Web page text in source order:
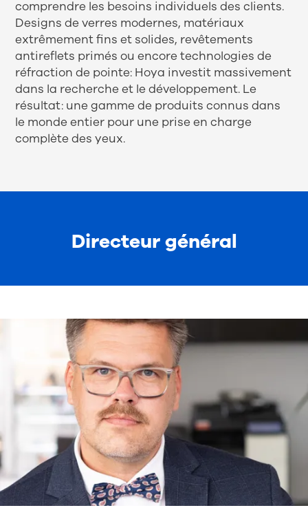
comprendre les besoins individuels des clients.
Designs de verres modernes, matériaux
extrêmement fins et solides, revêtements
antireflets primés ou encore technologies de
réfraction de pointe: Hoya investit massivement
dans la recherche et le développement. Le
résultat: une gamme de produits connus dans
le monde entier pour une prise en charge
complète des yeux.
Directeur général